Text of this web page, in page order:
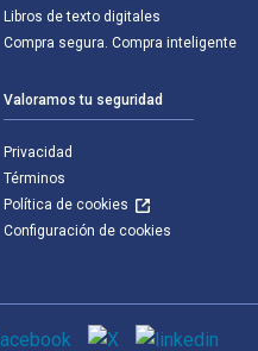
Libros de texto digitales
Compra segura. Compra inteligente
Valoramos tu seguridad
Privacidad
Términos
Política de cookies
Configuración de cookies